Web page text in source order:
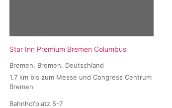
Star Inn Premium Bremen Columbus
Bremen, Bremen, Deutschland
1.7 km bis zum Messe und Congress Centrum
Bremen
Bahnhofplatz 5-7